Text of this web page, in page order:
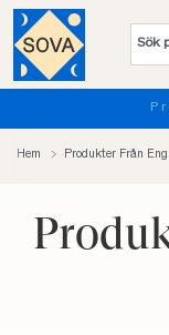
Provsov
Hem Produkter Från